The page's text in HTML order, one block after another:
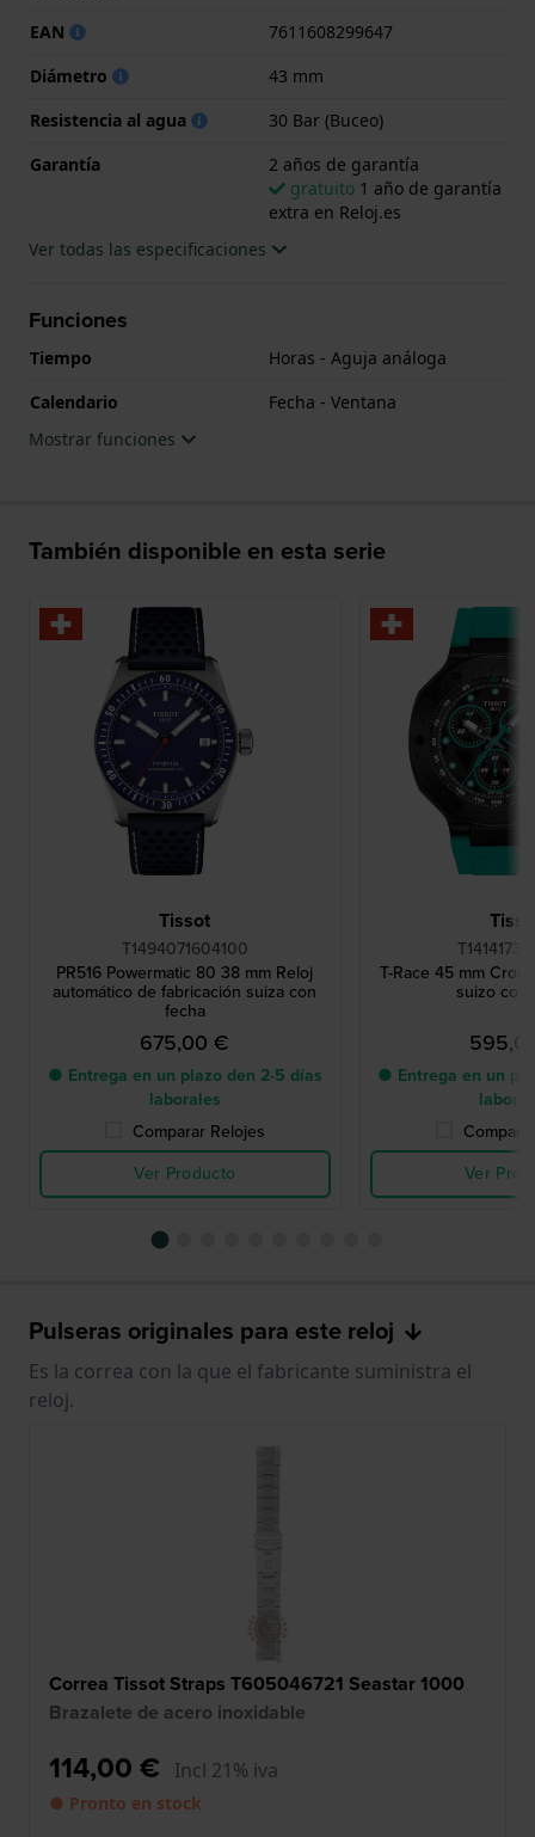
EAN
7611608299647
Diámetro
43 mm
Resistencia al agua
30 Bar (Buceo)
Garantía
2 años de garantía
gratuito 1 año de garantía
extra en Reloj.es
Ver todas las especificaciones
Funciones
Tiempo
Horas - Aguja análoga
Calendario
Fecha - Ventana
Mostrar funciones
También disponible en esta serie
Tissot
T1494071604100
PR516 Powermatic 80 38 mm Reloj
automático de fabricación suiza con
fecha
675,00 €
● Entrega en un plazo den 2-5 días
laborales
Comparar Relojes
Ver Producto
T-Race 45 mm
suizo con
● Entrega en un
Ver
Pulseras originales para este reloj
Es la correa con la que el fabricante suministra el
reloj.
Correa Tissot Straps T605046721 Seastar 1000
Brazalete de acero inoxidable
114,00 € Incl 21% iva
● Pronto en stock